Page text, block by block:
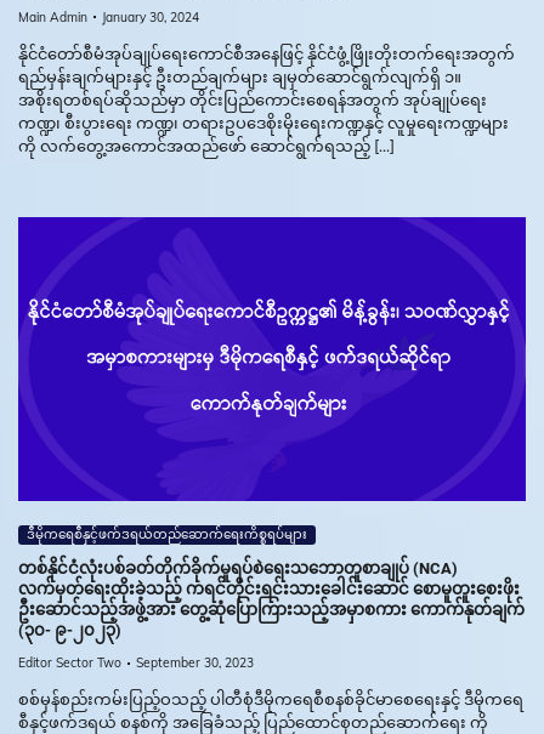
Main Admin January 30, 2024
နိုင်ငံတော်စီမံအုပ်ချုပ်ရေးကောင်စီအနေဖြင့် နိုင်ငံဖွံ့ဖြိုးတိုးတက်ရေးအတွက်
ရည်မှန်းချက်များနှင့် ဦးတည်ချက်များ ချမှတ်ဆောင်ရွက်လျက်ရှိ ၁။
အစိုးရတစ်ရပ်ဆိုသည်မှာ တိုင်းပြည်ကောင်းစေရန်အတွက် အုပ်ချုပ်ရေး
ကဏ္ဍ၊ စီးပွားရေး ကဏ္ဍ၊ တရားဥပဒေစိုးမိုးရေးကဏ္ဍနှင့် လူမှုရေးကဏ္ဍများ
ကို လက်တွေ့အကောင်အထည်ဖော် ဆောင်ရွက်ရသည့် […]
ဒီမိုကရေစီနှင့်ဖက်ဒရယ်တည်ဆောက်‌ရေးကိစ္စရပ်များ
တစ်နိုင်ငံလုံးပစ်ခတ်တိုက်ခိုက်မှုရပ်စဲရေးသဘောတူစာချုပ် (NCA)
လက်မှတ်ရေးထိုးခဲ့သည့် ကရင်တိုင်းရင်းသားခေါင်းဆောင် စောမူတူးစေးဖိုး
ဦးဆောင်သည့်အဖွဲ့အား တွေ့ဆုံပြောကြားသည့်အမှာစကား ကောက်နုတ်ချက်
(၃၀- ၉-၂၀၂၃)
Editor Sector Two September 30, 2023
စစ်မှန်စည်းကမ်းပြည့်ဝသည့် ပါတီစုံဒီမိုကရေစီစနစ်ခိုင်မာစေရေးနှင့် ဒီမိုကရေ
စီနှင့်ဖက်ဒရယ် စနစ်ကို အခြေခံသည့် ပြည်ထောင်စုတည်ဆောက်ရေး ကို